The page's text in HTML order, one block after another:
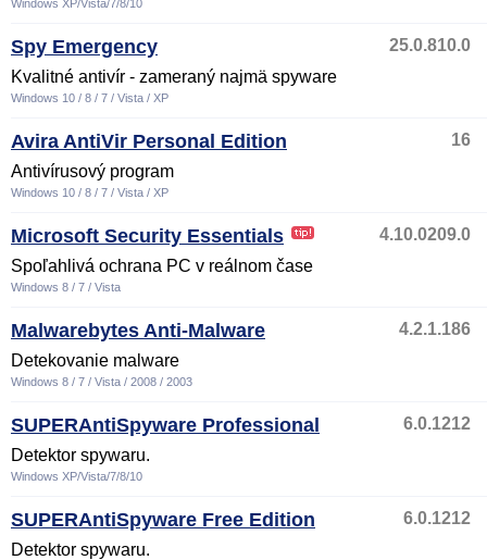
Windows XP/Vista/7/8/10
Spy Emergency
25.0.810.0
Kvalitné antivír - zameraný najmä spyware
Windows 10 / 8 / 7 / Vista / XP
Avira AntiVir Personal Edition
16
Antivírusový program
Windows 10 / 8 / 7 / Vista / XP
Microsoft Security Essentials
4.10.0209.0
Spoľahlivá ochrana PC v reálnom čase
Windows 8 / 7 / Vista
Malwarebytes Anti-Malware
4.2.1.186
Detekovanie malware
Windows 8 / 7 / Vista / 2008 / 2003
SUPERAntiSpyware Professional
6.0.1212
Detektor spywaru.
Windows XP/Vista/7/8/10
SUPERAntiSpyware Free Edition
6.0.1212
Detektor spywaru.